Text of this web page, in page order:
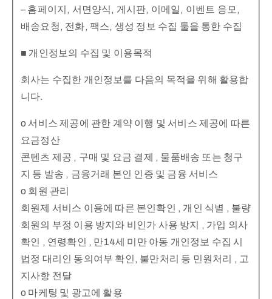
– 홈페이지, 서면양식, 게시판, 이메일, 이벤트 응모,
배송요청, 전화, 팩스, 생성 정보 수집 툴을 통한 수집
■ 개인정보의 수집 및 이용목적
회사는 수집한 개인정보를 다음의 목적을 위해 활용합
니다.
o 서비스 제공에 관한 계약 이행 및 서비스 제공에 따른
요금정산
콘텐츠 제공 , 구매 및 요금 결제 , 물품배송 또는 청구
지 등 발송 , 금융거래 본인 인증 및 금융 서비스
o 회원 관리
회원제 서비스 이용에 따른 본인확인 , 개인 식별 , 불량
회원의 부정 이용 방지와 비인가 사용 방지 , 가입 의사
확인 , 연령확인 , 만14세 미만 아동 개인정보 수집 시
법정 대리인 동의여부 확인, 불만처리 등 민원처리 , 고
지사항 전달
o 마케팅 및 광고에 활용